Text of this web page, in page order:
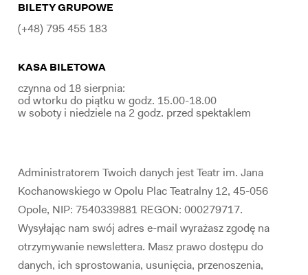
BILETY GRUPOWE
(+48) 795 455 183
KASA BILETOWA
czynna od 18 sierpnia:
od wtorku do piątku w godz. 15.00-18.00
w soboty i niedziele na 2 godz. przed spektaklem
Administratorem Twoich danych jest Teatr im. Jana
Kochanowskiego w Opolu Plac Teatralny 12, 45-056
Opole, NIP: 7540339881 REGON: 000279717.
Wysyłając nam swój adres e-mail wyrażasz zgodę na
otrzymywanie newslettera. Masz prawo dostępu do
danych, ich sprostowania, usunięcia, przenoszenia,